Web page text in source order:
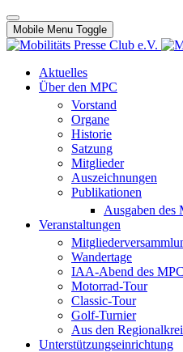
Mobile Menu Toggle
Aktuelles
Über den MPC
Vorstand
Organe
Historie
Satzung
Mitglieder
Auszeichnungen
Publikationen
Ausgaben des
Veranstaltungen
Wandertage
IAA-Abend des MPC
Motorrad-Tour
Classic-Tour
Golf-Turnier
Aus den
Unterstützungseinrichtung